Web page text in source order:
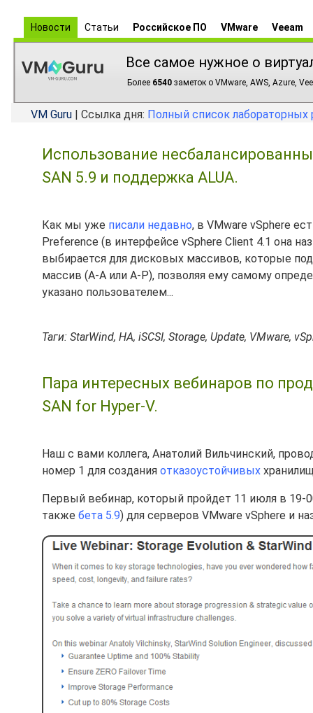
Новости Статьи Российское ПО VMware Veeam
Все самое нужное о
Более 6540 заметок о VMware, AWS, Azure,
VM Guru | Ссылка дня: Полный список лабораторных
Использование
SAN 5.9 и поддержка ALUA.
Как мы уже писали недавно, в VMware vSphere
Preference (в интерфейсе vSphere Client 4.1 она
выбирается для дисковых массивов, которые
массив (A-A или A-P), позволяя ему самому
указано пользователем...
Таги: StarWind, HA, iSCSI, Storage, Update, VMware,
Пара интересных вебинаров по
SAN for Hyper-V.
Наш с вами коллега, Анатолий Вильчинский,
номер 1 для создания отказоустойчивых
Первый вебинар, который пройдет 11 июля в
также бета 5.9) для серверов VMware vSphere и